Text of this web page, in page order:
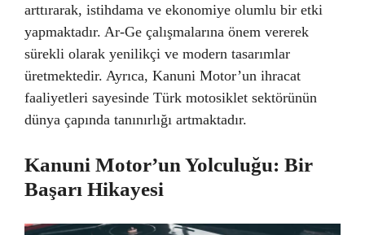
arttırarak, istihdama ve ekonomiye olumlu bir etki
yapmaktadır. Ar-Ge çalışmalarına önem vererek
sürekli olarak yenilikçi ve modern tasarımlar
üretmektedir. Ayrıca, Kanuni Motor’un ihracat
faaliyetleri sayesinde Türk motosiklet sektörünün
dünya çapında tanınırlığı artmaktadır.
Kanuni Motor’un Yolculuğu: Bir
Başarı Hikayesi